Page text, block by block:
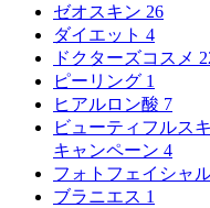
ゼオスキン 26
ダイエット 4
ドクターズコスメ
ピーリング 1
ヒアルロン酸 7
ビューティフルス
キャンペーン 4
フォトフェイシャ
ブラニエス 1